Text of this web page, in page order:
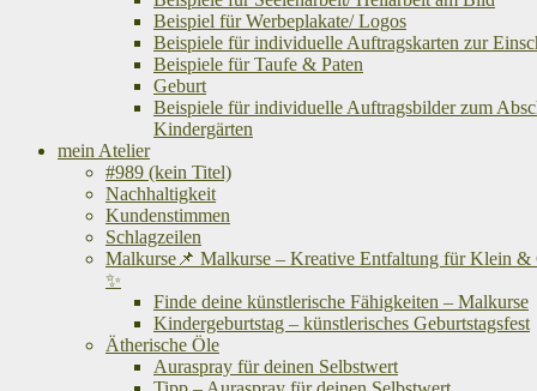
Beispiel für Werbeplakate/ Logos
Beispiele für individuelle Auftragskarten zur
Beispiele für Taufe & Paten
Geburt
Beispiele für individuelle Auftragsbilder zum
Kindergärten
mein Atelier
#989 (kein Titel)
Nachhaltigkeit
Kundenstimmen
Schlagzeilen
Malkurse📌 Malkurse – Kreative Entfaltung für Klein &
✨
Finde deine künstlerische Fähigkeiten – Malkurse
Kindergeburtstag – künstlerisches Geburtstagsfest
Ätherische Öle
Auraspray für deinen Selbstwert